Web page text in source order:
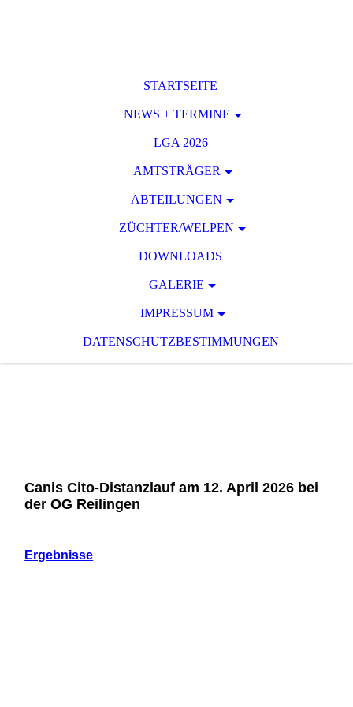
STARTSEITE
NEWS + TERMINE
LGA 2026
AMTSTRÄGER
ABTEILUNGEN
ZÜCHTER/WELPEN
DOWNLOADS
GALERIE
IMPRESSUM
DATENSCHUTZBESTIMMUNGEN
Canis Cito-Distanzlauf am 12. April 2026 bei
der OG Reilingen
Ergebnisse